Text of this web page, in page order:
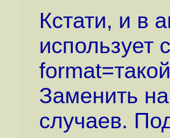
Кстати, и в
использует
Заменить
случаев.